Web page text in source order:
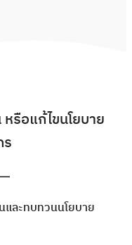
รือแก้ไขนโยบาย
ละทบทวนนโยบาย